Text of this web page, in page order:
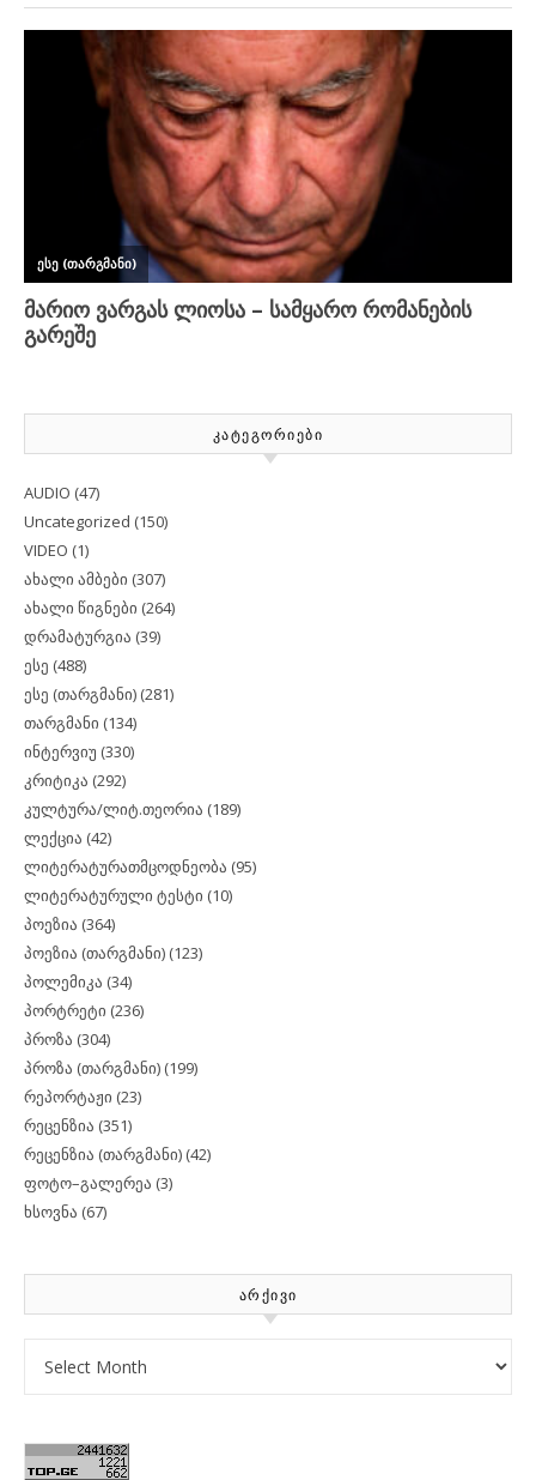
ᲙᲐᲢᲔᲒᲝᲠᲘᲔᲑᲘ
AUDIO (47)
Uncategorized (150)
VIDEO (1)
ახალი ამბები (307)
ახალი წიგნები (264)
დრამატურგია (39)
ესე (488)
ესე (თარგმანი) (281)
თარგმანი (134)
ინტერვიუ (330)
კრიტიკა (292)
კულტურა/ლიტ.თეორია (189)
ლექცია (42)
ლიტერატურათმცოდნეობა (95)
ლიტერატურული ტესტი (10)
პოეზია (364)
პოეზია (თარგმანი) (123)
პოლემიკა (34)
პორტრეტი (236)
პროზა (304)
პროზა (თარგმანი) (199)
რეპორტაჟი (23)
რეცენზია (351)
რეცენზია (თარგმანი) (42)
ფოტო–გალერეა (3)
ხსოვნა (67)
ᲐᲠᲥᲘᲕᲘ